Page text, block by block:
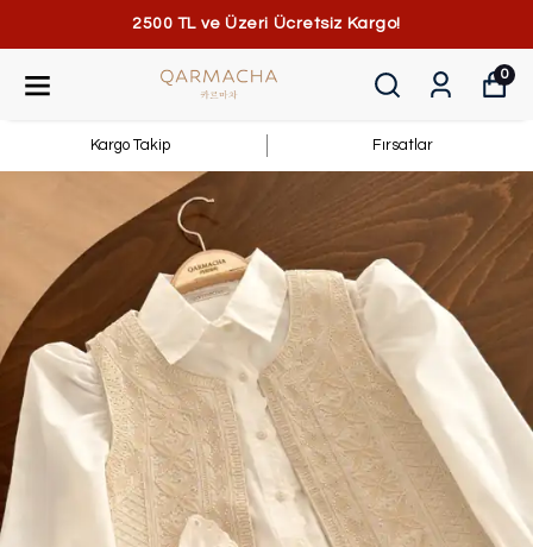
2500 TL ve Üzeri Ücretsiz Kargo!
0
Kargo Takip Fırsatlar